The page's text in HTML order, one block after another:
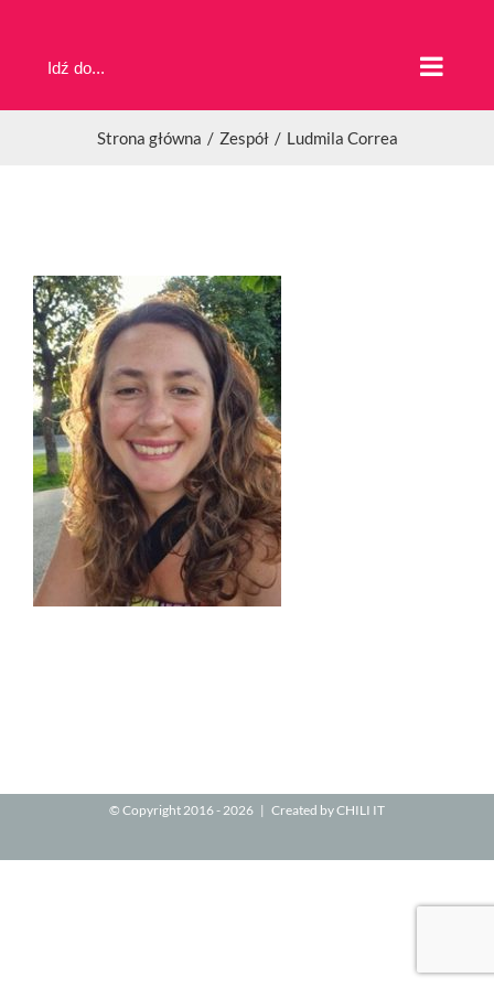
zawartości
Idź do...
Strona główna Zespół Ludmila Correa
© Copyright 2016 -2026 | Created byCHILI IT